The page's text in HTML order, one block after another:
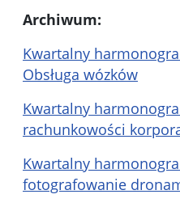
Archiwum:
Kwartalny
Obsługa wózków
Kwartalny
rachunkowości
Kwartalny
fotografowanie